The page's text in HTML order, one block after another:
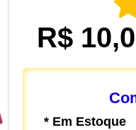
R$
* Em Estoque